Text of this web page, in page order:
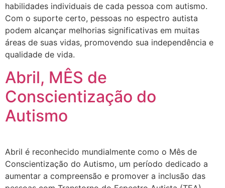
habilidades individuais de cada pessoa com autismo.
Com o suporte certo, pessoas no espectro autista
podem alcançar melhorias significativas em muitas
áreas de suas vidas, promovendo sua independência e
qualidade de vida.
Abril, MÊS de
Conscientização do
Autismo
Abril é reconhecido mundialmente como o Mês de
Conscientização do Autismo, um período dedicado a
aumentar a compreensão e promover a inclusão das